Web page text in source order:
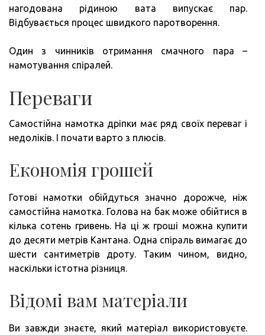
нагодована рідиною вата випускає пар.
Відбувається процес швидкого паротворення.
Один з чинників отримання смачного пара –
намотування спіралей.
Переваги
Самостійна намотка дріпки має ряд своїх переваг і
недоліків. І почати варто з плюсів.
Економія грошей
Готові намотки обійдуться значно дорожче, ніж
самостійна намотка. Голова на бак може обійтися в
кілька сотень гривень. На ці ж гроші можна купити
до десяти метрів Кантана. Одна спіраль вимагає до
шести сантиметрів дроту. Таким чином, видно,
наскільки істотна різниця.
Відомі вам матеріали
Ви завжди знаєте, який матеріал використовуєте.